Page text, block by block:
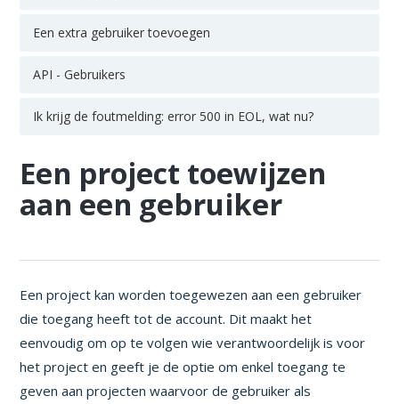
Een extra gebruiker toevoegen
API - Gebruikers
Ik krijg de foutmelding: error 500 in EOL, wat nu?
Een project toewijzen
aan een gebruiker
Een project kan worden toegewezen aan een gebruiker
die toegang heeft tot de account. Dit maakt het
eenvoudig om op te volgen wie verantwoordelijk is voor
het project en geeft je de optie om enkel toegang te
geven aan projecten waarvoor de gebruiker als